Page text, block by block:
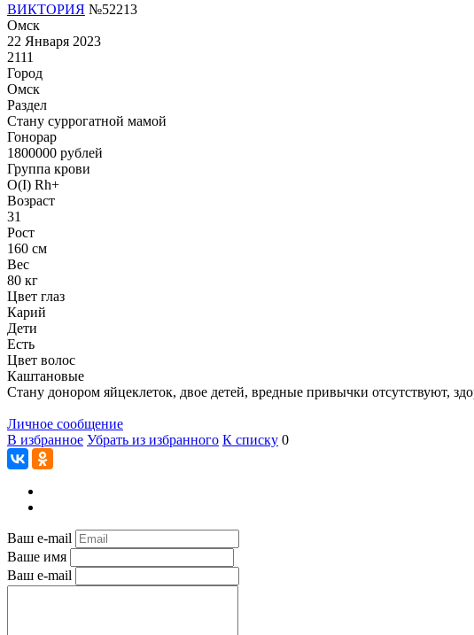
ВИКТОРИЯ №52213
Омск
22 Января 2023
2111
Город
Омск
Раздел
Cтану суррогатной мамой
Гонoрар
1800000 рублей
Группа крови
O(I) Rh+
Возраст
31
Рост
160 см
Вес
80 кг
Цвет глаз
Карий
Дети
Есть
Цвет волос
Каштановые
Стану донором яйцеклеток, двое детей, вредные привычки отсутствуют,
Личное сообщение
В избранное Убрать из избранного К списку 0
Ваш e-mail
Ваше имя
Ваш e-mail